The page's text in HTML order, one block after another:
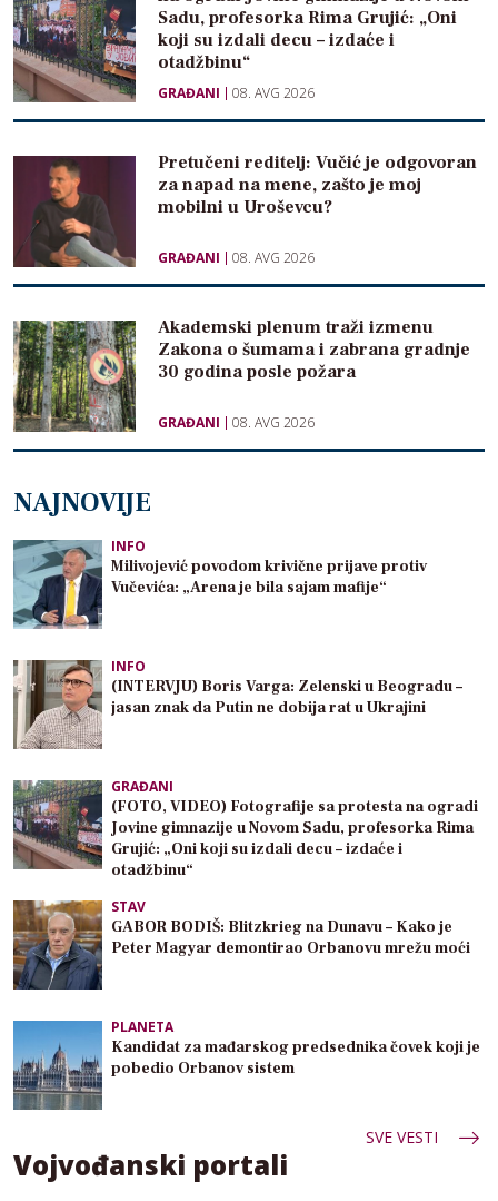
Sadu, profesorka Rima Grujić: „Oni
koji su izdali decu – izdaće i
otadžbinu“
GRAĐANI 08. AVG 2026
Pretučeni reditelj: Vučić je odgovoran
za napad na mene, zašto je moj
mobilni u Uroševcu?
GRAĐANI 08. AVG 2026
Akademski plenum traži izmenu
Zakona o šumama i zabrana gradnje
30 godina posle požara
GRAĐANI 08. AVG 2026
NAJNOVIJE
INFO
Milivojević povodom krivične prijave protiv
Vučevića: „Arena je bila sajam mafije“
INFO
(INTERVJU) Boris Varga: Zelenski u Beogradu –
jasan znak da Putin ne dobija rat u Ukrajini
GRAĐANI
(FOTO, VIDEO) Fotografije sa protesta na ogradi
Jovine gimnazije u Novom Sadu, profesorka Rima
Grujić: „Oni koji su izdali decu – izdaće i
otadžbinu“
STAV
GABOR BODIŠ: Blitzkrieg na Dunavu – Kako je
Peter Magyar demontirao Orbanovu mrežu moći
PLANETA
Kandidat za mađarskog predsednika čovek koji je
pobedio Orbanov sistem
SVE VESTI
Vojvođanski portali